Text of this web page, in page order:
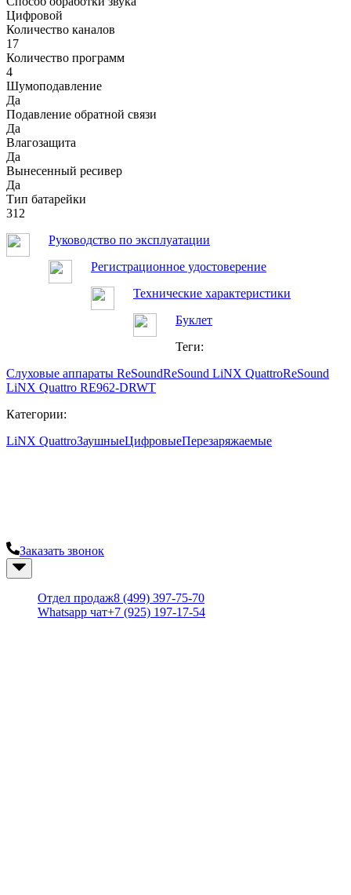
Цифровой
Количество каналов
17
Количество программ
4
Шумоподавление
Да
Подавление обратной связи
Да
Влагозащита
Да
Вынесенный ресивер
Да
Тип батарейки
312
Руководство по эксплуатации
Регистрационное удостоверение
Технические характеристики
Буклет
Теги:
Слуховые аппараты ReSoundReSound LiNX QuattroReSound
LiNX Quattro RE962-DRWT
Категории:
LiNX QuattroЗаушныеЦифровыеПерезаряжаемые
Заказать звонок
Отдел продаж8 (499) 397-75-70
Whatsapp чат+7 (925) 197-17-54